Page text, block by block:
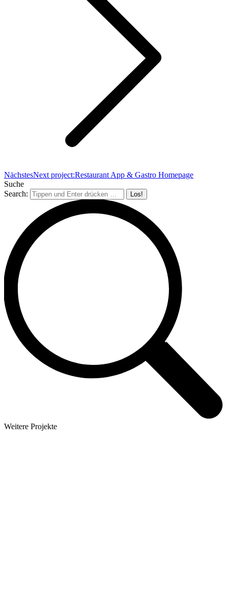
NächstesNext project:Restaurant App & Gastro Homepage
Suche
Search:
Weitere Projekte